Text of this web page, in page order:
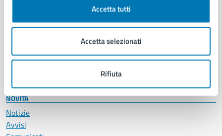
Accetta tutti
Accetta selezionati
Rifiuta
Imprese e commercio
Salute, benessere e assistenza
Servizi Cimiteriali
Vita lavorativa
NOVITÀ
Notizie
Avvisi